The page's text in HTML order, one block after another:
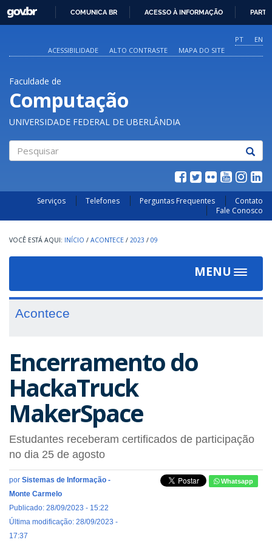
O
CONTEÚDO
GOVBR
COMUNICA BR ACESSO À INFORMAÇÃO
PT
EN
ACESSIBILIDADE
ALTO CONTRASTE MAPA DO SITE
Faculdade de
Computação
UNIVERSIDADE FEDERAL DE UBERLÂNDIA
Serviços Telefones Perguntas Frequentes
Contato
Fale Conosco
INÍCIO / ACONTECE / 2023 / 09
MENU
Toggle
Acontece
Encerramento do
HackaTruck
MakerSpace
Estudantes receberam certificados de participação
no dia 25 de agosto
por Sistemas de Informação -
Monte Carmelo
Publicado: 28/09/2023 - 15:22
Última modificação: 28/09/2023 -
17:37
Whatsapp